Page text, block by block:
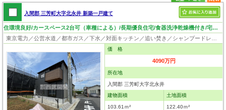
入間郡 三芳町大字北永井 新築一戸建て
住環境良好/カースペース2台可（車種による）/長期優良住宅/食器洗浄乾燥機付き/宅配ボックス付き
価 格
4090万円
所在地
入間郡 三芳町大字北永井
建物面積
103.61ｍ²
土地面積
122.40ｍ²